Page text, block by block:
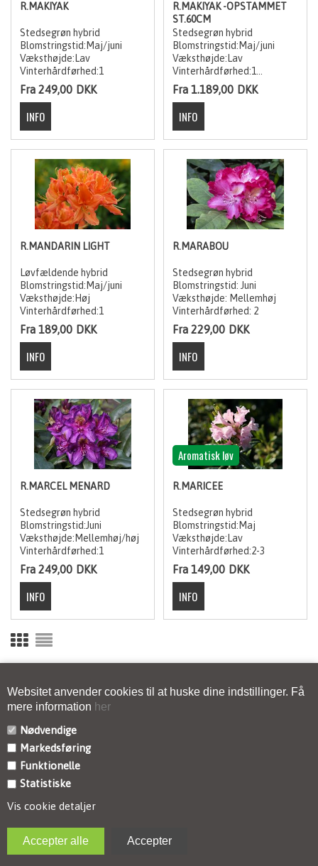
Websitet anvender cookies til at huske dine indstillinger. Få
mere information her
Nødvendige
Markedsføring
Funktionelle
Statistiske
Vis cookie detaljer
R.MAKIYAK
Stedsegrøn hybrid
Blomstringstid:Maj/juni
Væksthøjde:Lav
Vinterhårdførhed:1
Fra 249,00 DKK
R.MAKIYAK -OPSTAMMET
ST.60CM
Stedsegrøn hybrid
Blomstringstid:Maj/juni
Væksthøjde:Lav
Vinterhårdførhed:1
Stammen er 60 cm. Kronen
Fra 1.189,00 DKK
R.MANDARIN LIGHT
Løvfældende hybrid
Blomstringstid:Maj/juni
Væksthøjde:Høj
Vinterhårdførhed:1
Fra 189,00 DKK
R.MARABOU
Stedsegrøn hybrid
Blomstringstid: Juni
Væksthøjde: Mellemhøj
Vinterhårdførhed: 2
Fra 229,00 DKK
R.MARCEL MENARD
Stedsegrøn hybrid
Blomstringstid:Juni
Væksthøjde:Mellemhøj/høj
Vinterhårdførhed:1
Fra 249,00 DKK
Aromatisk løv
R.MARICEE
Stedsegrøn hybrid
Blomstringstid:Maj
Væksthøjde:Lav
Vinterhårdførhed:2-3
Fra 149,00 DKK
10
11 12 13 14 15 NÆSTE-->
KONTAKT
INFORMATION
NYHEDSBREV